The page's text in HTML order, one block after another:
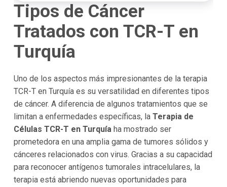
Tipos de Cáncer
Tratados con TCR-T en
Turquía
Uno de los aspectos más impresionantes de la terapia
TCR-T en Turquía es su versatilidad en diferentes tipos
de cáncer. A diferencia de algunos tratamientos que se
limitan a enfermedades específicas, la Terapia de
Células TCR-T en Turquíaha mostrado ser
prometedora en una amplia gama de tumores sólidos y
cánceres relacionados con virus. Gracias a su capacidad
para reconocer antígenos tumorales intracelulares, la
terapia está abriendo nuevas oportunidades para